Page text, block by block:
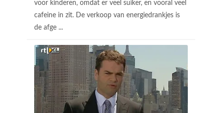
voor kinderen, omdat er veel suiker, en vooral veel
cafeine in zit. De verkoop van energiedrankjes is
de afge ...